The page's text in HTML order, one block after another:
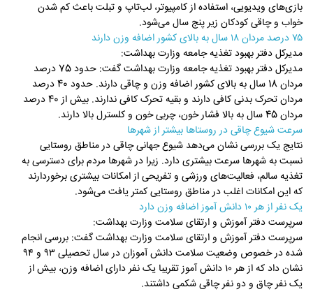
بازی‌های ویدیویی، استفاده از کامپیوتر، لب‌تاپ و تبلت باعث کم شدن
خواب و چاقی کودکان زیر پنج سال می‌شود.
۷۵ درصد مردان ۱۸ سال به بالای کشور اضافه وزن دارند
مدیرکل دفتر بهبود تغذیه جامعه وزارت بهداشت:
مدیرکل دفتر بهبود تغذیه جامعه وزارت بهداشت گفت: حدود 75 درصد
مردان 18 سال به بالای کشور اضافه وزن و چاقی دارند. حدود 40 درصد
مردان تحرک بدنی کافی دارند و بقیه تحرک کافی ندارند. بیش از 40 درصد
مردان 45 سال به بالا فشار خون، چربی خون و کلسترل بالا دارند.‏
سرعت شیوع چاقی در روستاها بیشتر از شهرها
نتایج یک بررسی نشان می‌دهد شیوع جهانی چاقی در مناطق روستایی
نسبت به شهرها سرعت بیشتری دارد. زیرا در شهرها مردم برای دسترسی به
تغذیه سالم، فعالیت‌های ورزشی و تفریحی از امکانات بیشتری برخوردارند
که این امکانات اغلب در مناطق روستایی کمتر یافت می‌شود.
یک نفر از هر ۱۰ دانش آموز اضافه وزن دارد
سرپرست دفتر آموزش و ارتقای سلامت وزارت بهداشت:
سرپرست دفتر آموزش و ارتقای سلامت وزارت بهداشت گفت: بررسی انجام
شده در خصوص وضعیت سلامت دانش آموزان در سال تحصیلی ۹۳ و ۹۴
نشان داد که از هر ۱۰ دانش آموز تقریبا یک نفر دارای اضافه وزن، بیش از
یک نفر چاق و دو نفر چاقی شکمی داشتند.